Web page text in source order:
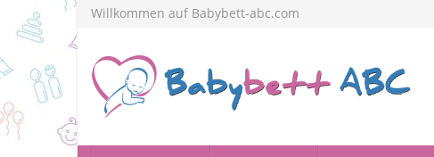
content
Willkommen auf Babybett-abc.com